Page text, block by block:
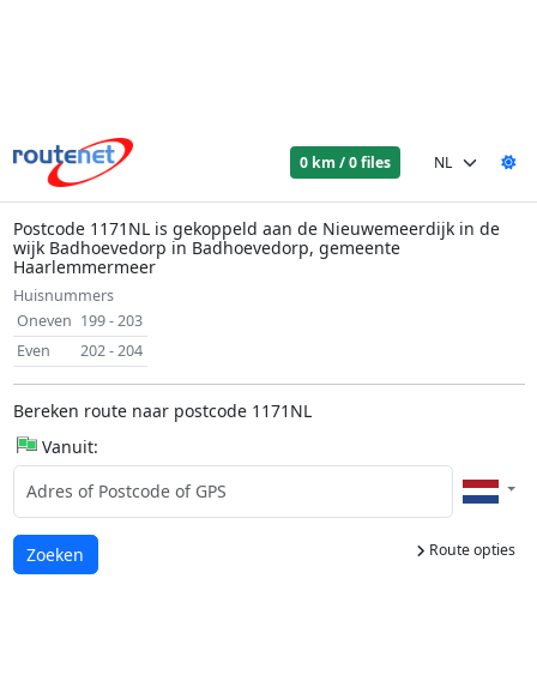
0 km / 0 files
Postcode 1171NL is gekoppeld aan de Nieuwemeerdijk in de
wijk Badhoevedorp in Badhoevedorp, gemeente
Haarlemmermeer
Huisnummers
Oneven 199 - 203
Even
202 - 204
Bereken route naar postcode 1171NL
Vanuit:
Route opties
Laden...
Zoeken